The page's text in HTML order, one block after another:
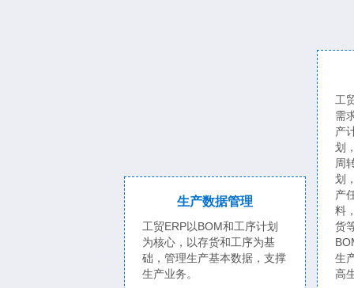
生产数据管理
工贸ERP以BOM和工序计划
为核心，以存货和工序为基
础，管理生产基本数据，支撑
生产业务。
工
需
产
划
周
划
产
料
货
生
高